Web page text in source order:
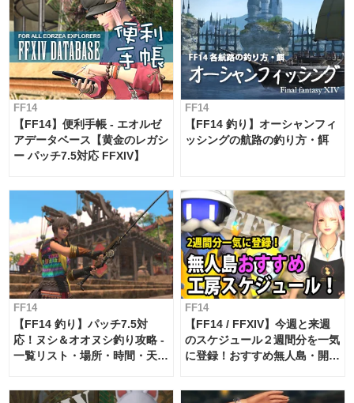
FF14
【FF14】便利手帳 - エオルゼ
アデータベース【黄金のレガシ
ー パッチ7.5対応 FFXIV】
FF14
【FF14 釣り】オーシャンフィ
ッシングの航路の釣り方・餌
FF14
【FF14 釣り】パッチ7.5対
応！ヌシ＆オオヌシ釣り攻略 -
一覧リスト・場所・時間・天
FF14
【FF14 / FFXIV】今週と来週
のスケジュール２週間分を一気
に登録！おすすめ無人島・開拓